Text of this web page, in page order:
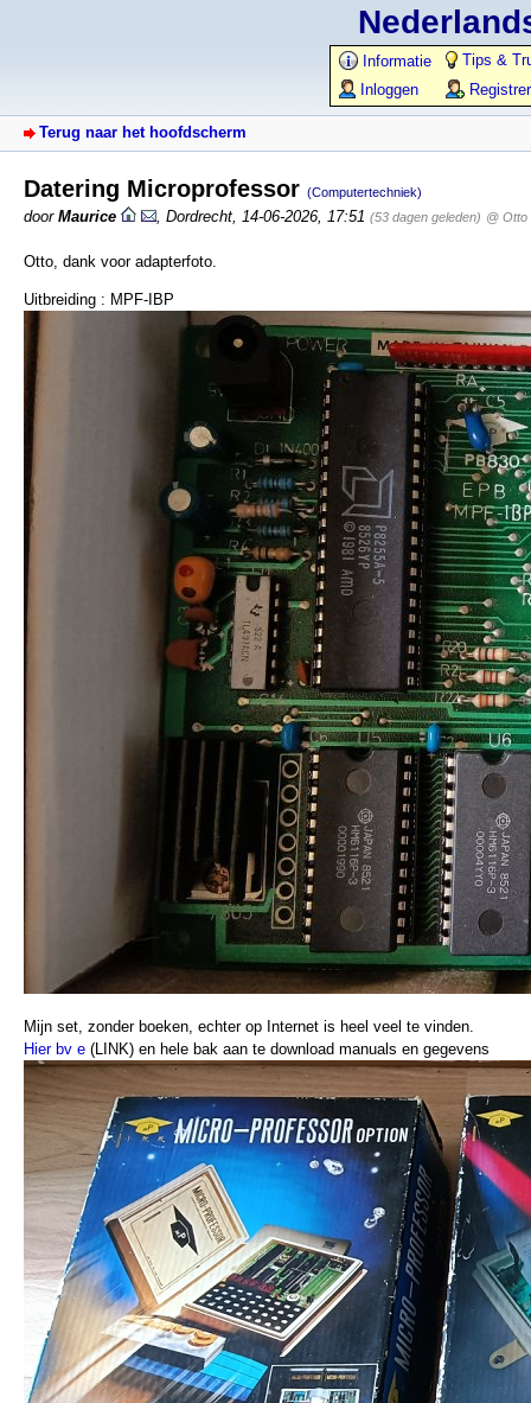
Informatie
Tips &
Inloggen
Terug naar het hoofdscherm
Datering Microprofessor (Computertechniek)
door Maurice Dordrecht 14-06-2026, 17:51 (53 dagen geleden) @ Otto
Otto, dank voor adapterfoto.
Uitbreiding : MPF-IBP
Mijn set, zonder boeken, echter op Internet is heel veel te vinden.
Hier bv e (LINK) en hele bak aan te download manuals en gegevens